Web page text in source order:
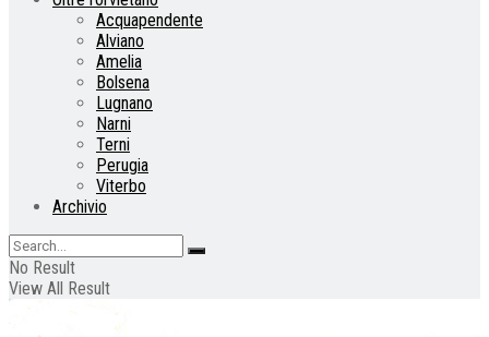
Acquapendente
Alviano
Amelia
Bolsena
Lugnano
Narni
Terni
Perugia
Viterbo
Archivio
No Result
View All Result